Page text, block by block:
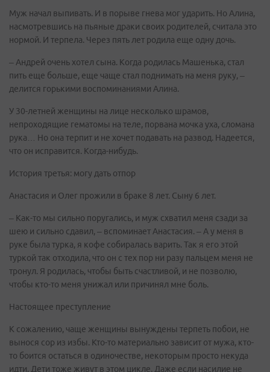
Муж начал выпивать. И в порыве гнева мог ударить. Но Алина,
насмотревшись на пьяные драки своих родителей, считала это
нормой. И терпела. Через пять лет родила еще одну дочь.
– Андрей очень хотел сына. Когда родилась Машенька, стал
пить еще больше, еще чаще стал поднимать на меня руку, –
делится горькими воспоминаниями Алина.
У 30-летней женщины на лице несколько шрамов,
непроходящие гематомы на теле, порвана мочка уха, сломана
рука… Но она терпит и не хочет подавать на развод. Надеется,
что он исправится. Когда-нибудь.
История третья: могу дать отпор
Анастасия и Олег прожили в браке 8 лет. Сыну 6 лет.
– Как-то мы сильно поругались, и муж схватил меня сзади за
шею и сильно сдавил, – вспоминает Анастасия. – А у меня в
руке была турка, я кофе собиралась варить. Так я его этой
туркой так отходила, что он с тех пор ни разу пальцем меня не
тронул. Я родилась, чтобы быть счастливой, и не позволю,
чтобы кто-то меня унижал или причинял мне боль.
Настоящее преступление
К сожалению, чаще женщины вынуждены терпеть побои, не
вынося сор из избы. Кто-то материально зависит от мужа, кто-
то боится остаться в одиночестве, некоторым просто некуда
идти. Дети тоже живут в этом цикле. Даже если насилие не